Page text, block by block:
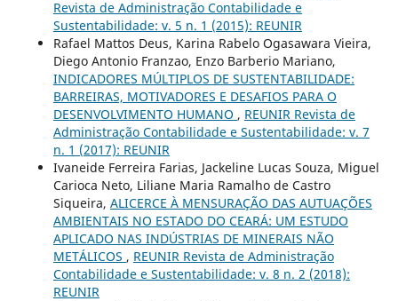
Revista de Administração Contabilidade e
Sustentabilidade: v. 5 n. 1 (2015): REUNIR
Rafael Mattos Deus, Karina Rabelo Ogasawara Vieira,
Diego Antonio Franzao, Enzo Barberio Mariano,
INDICADORES MÚLTIPLOS DE SUSTENTABILIDADE:
BARREIRAS, MOTIVADORES E DESAFIOS PARA O
DESENVOLVIMENTO HUMANO , REUNIR Revista de
Administração Contabilidade e Sustentabilidade: v. 7
n. 1 (2017): REUNIR
Ivaneide Ferreira Farias, Jackeline Lucas Souza, Miguel
Carioca Neto, Liliane Maria Ramalho de Castro
Siqueira, ALICERCE À MENSURAÇÃO DAS AUTUAÇÕES
AMBIENTAIS NO ESTADO DO CEARÁ: UM ESTUDO
APLICADO NAS INDÚSTRIAS DE MINERAIS NÃO
METÁLICOS , REUNIR Revista de Administração
Contabilidade e Sustentabilidade: v. 8 n. 2 (2018):
REUNIR